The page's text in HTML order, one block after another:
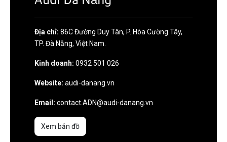
Địa chỉ: 86C Đường Duy Tân, P. Hòa Cường Tây,
TP. Đà Nẵng, Việt Nam.
Kinh doanh: 0932 501 026
Website: audi-danang.vn
Email: contact.ADN@audi-danang.vn
Xem bản đồ